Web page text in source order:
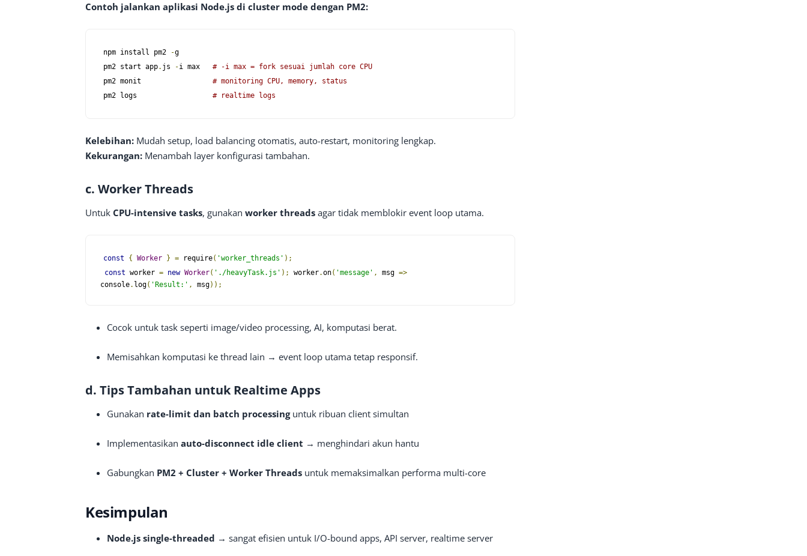
Contoh jalankan aplikasi Node.js di cluster mode dengan PM2:
npm install pm2 -g
pm2 start app. js -i max # -i max = fork sesuai jumlah core CPU
pm2 monit # monitoring CPU, memory, status
pm2 logs # realtime logs
Kelebihan: Mudah setup, load balancing otomatis, auto-restart, monitoring lengkap.
Kekurangan: Menambah layer konfigurasi tambahan.
c. Worker Threads
Untuk CPU-intensive tasks, gunakan worker threads agar tidak memblokir event loop utama.
const { Worker } = require( 'worker_threads' );
const worker = new Worker( './heavyTask.js' ); worker.on( 'message' , msg =>
console. log( 'Result:' , msg));
Cocok untuk task seperti image/video processing, AI, komputasi berat.
Memisahkan komputasi ke thread lain → event loop utama tetap responsif.
d. Tips Tambahan untuk Realtime Apps
Gunakan rate-limit dan batch processinguntuk ribuan client simultan
Implementasikan auto-disconnect idle client → menghindari akun hantu
Gabungkan PM2 + Cluster + Worker Threads untuk memaksimalkan performa multi-core
Kesimpulan
Node.js single-threaded → sangat efisien untuk I/O-bound apps, API server, realtime server